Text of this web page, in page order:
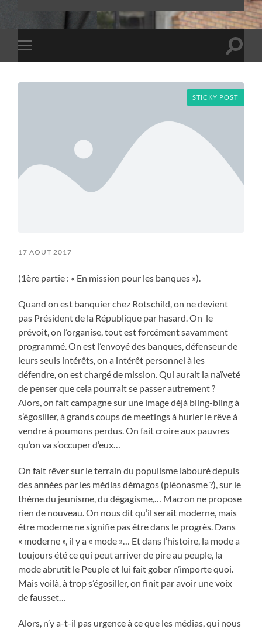
Toggle
mobile
Toggle
STICKY POST
17 AOÛT 2017
(1ère partie : « En mission pour les banques »).
Quand on est banquier chez Rotschild, on ne devient
pas Président de la République par hasard. On le
prévoit, on l’organise, tout est forcément savamment
programmé. On est l’envoyé des banques, défenseur de
leurs seuls intérêts, on a intérêt personnel à les
défendre, on est chargé de mission. Qui aurait la naïveté
de penser que cela pourrait se passer autrement ?
Alors, on fait campagne sur une image déjà bling-bling à
s’égosiller, à grands coups de meetings à hurler le rêve à
vendre à poumons perdus. On fait croire aux pauvres
qu’on va s’occuper d’eux…
On fait rêver sur le terrain du populisme labouré depuis
des années par les médias démagos (pléonasme ?), sur le
thème du jeunisme, du dégagisme,… Macron ne propose
rien de nouveau. On nous dit qu’il serait moderne, mais
être moderne ne signifie pas être dans le progrès. Dans
« moderne », il y a « mode »… Et dans l’histoire, la mode a
toujours été ce qui peut arriver de pire au peuple, la
mode abrutit le Peuple et lui fait gober n’importe quoi.
Mais voilà, à trop s’égosiller, on finit par avoir une voix
de fausset…
Alors, n’y a-t-il pas urgence à ce que les médias, qui nous